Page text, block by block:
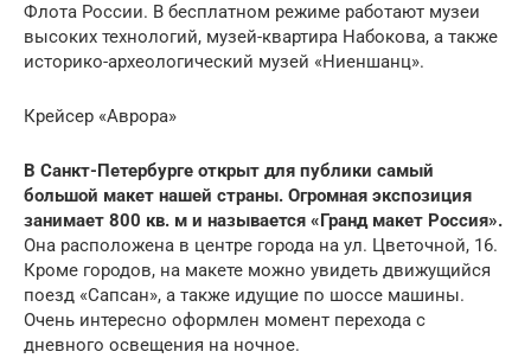
Флота России. В бесплатном режиме работают музеи
высоких технологий, музей-квартира Набокова, а также
историко-археологический музей «Ниеншанц».
Крейсер «Аврора»
В Санкт-Петербурге открыт для публики самый
большой макет нашей страны. Огромная экспозиция
занимает 800 кв. м и называется «Гранд макет Россия».
Она расположена в центре города на ул. Цветочной, 16.
Кроме городов, на макете можно увидеть движущийся
поезд «Сапсан», а также идущие по шоссе машины.
Очень интересно оформлен момент перехода с
дневного освещения на ночное.